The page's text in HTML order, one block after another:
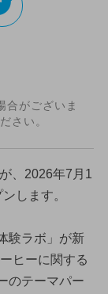
合がございま
さい。
、2026年7月1
します。
験ラボ」が新
ヒーに関する
のテーマパー